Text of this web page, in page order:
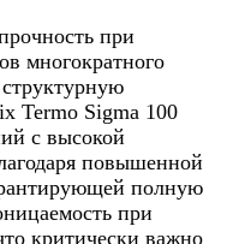
при
многократного
Termo Sigma 100
с высокой
повышенной
полную
при
критически важно